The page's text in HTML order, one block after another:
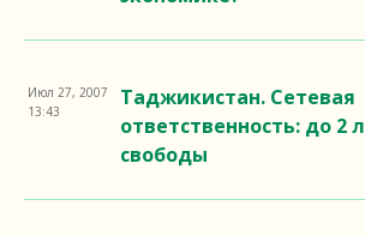
Таджикистан. Сетевая
ответственность: до 2
свободы
Июл 27, 2007
13:43